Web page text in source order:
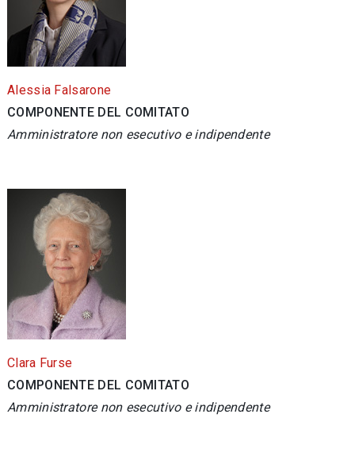
Alessia Falsarone
COMPONENTE DEL COMITATO
Amministratore non esecutivo e indipendente
Clara Furse
COMPONENTE DEL COMITATO
Amministratore non esecutivo e indipendente